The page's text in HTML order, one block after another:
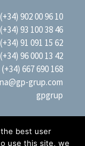
(+34) 902 00 96 10
(+34) 93 100 38 46
(+34) 91 091 15 62
(+34) 96 000 13 42
(+34) 667 690 168
grup.com
gpgrup
best user
use this site, we